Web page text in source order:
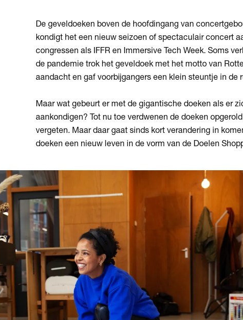
De geveldoeken boven de hoofdingang van
kondigt het een nieuw seizoen of spectaculair concert
congressen als IFFR en Immersive Tech Week. Soms
de pandemie trok het geveldoek met het motto van
aandacht en gaf voorbijgangers een klein steuntje in de
Maar wat gebeurt er met de gigantische doeken als er
aankondigen? Tot nu toe verdwenen de doeken
vergeten. Maar daar gaat sinds kort verandering in
doeken een nieuw leven in de vorm van de Doelen